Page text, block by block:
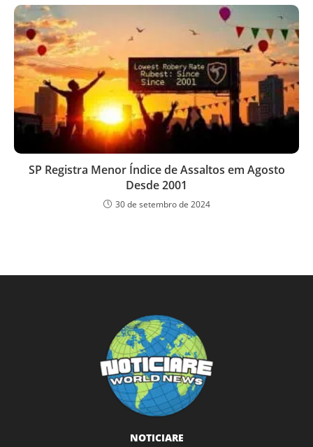
SP Registra Menor Índice de Assaltos em Agosto
Desde 2001
30 de setembro de 2024
NOTICIARE